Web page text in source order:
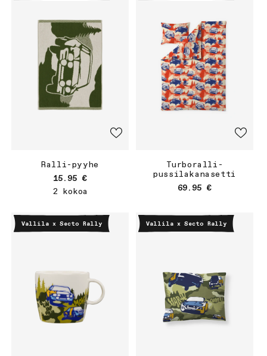
Ralli-pyyhe
Normaalihinta
15.95 €
2 kokoa
Turboralli-
pussilakanasetti
Normaalihinta
69.95 €
Vallila x Secto Rally Vallila x Secto Rally